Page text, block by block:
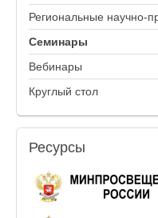
Региональные научно-
Семинары
Вебинары
Круглый стол
Ресурсы